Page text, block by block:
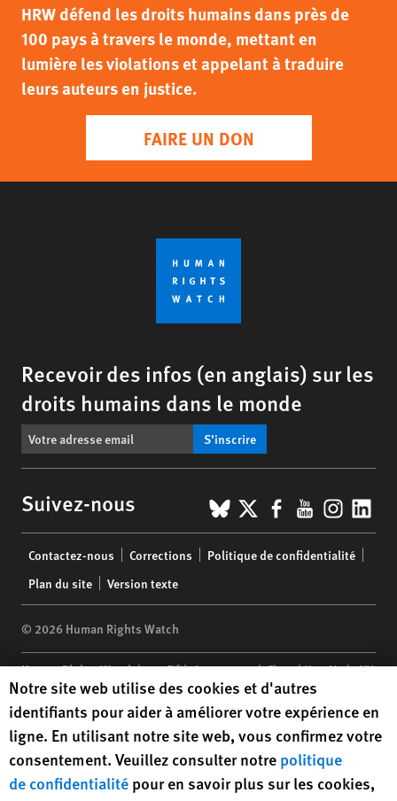
HRW défend les droits humains dans près de
100 pays à travers le monde, mettant en
lumière les violations et appelant à traduire
leurs auteurs en justice.
FAIRE UN DON
Recevoir des infos (en anglais) sur les
droits humains dans le monde
S’inscrire
Suivez-nous BlueSky
X Facebook
YouTube
menu
Contactez-nous Corrections
Politique de confidentialité
Plan du site
Version texte
© 2026 Human Rights Watch
Human Rights Watch| 350 Fifth Avenue, 34th Floor | New York,NY
10118-3299USA |t1.212.290.4700
Human Rights Watchis a 501(C)(3) nonprofit registered in the US
under EIN: 13-2875808
Human Rights Watch cookie preferences
Notre site web utilise des cookies et d'autres
identifiants pour aider à améliorer votre expérience en
ligne. En utilisant notre site web, vous confirmez votre
consentement. Veuillez consulter notre politique
de confidentialité pour en savoir plus sur les cookies,